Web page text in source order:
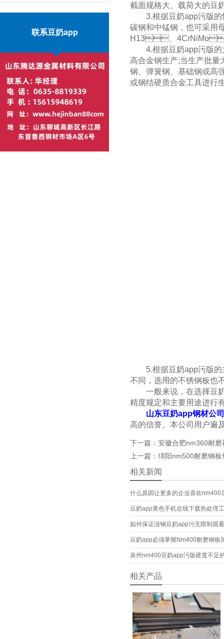
版批发零售价格
MORE
联系豆奶app
截面规格大、载荷大的豆奶
3.根据豆奶app污版的性能
碳钢和中锰钢，也可
H13、4CrNiMo、
4.根据豆奶app污版的大
高合金钢生产;当生产批量大
钢、弹簧钢、基础
或钢结硬质合金工具进行生
5.根据豆奶app污版的主要
不同，选用的不锈钢板也不
一般来说，在选择豆奶
精度规定和主要用途进行有
山东豆奶app钢材公司
高的信誉。本公司用户
下一篇：安徽合肥nm360耐
上一篇：绵阳nm500耐磨
相关新闻
什么原因让更多的企业喜欢nm400
豆奶app黄色手机在线下载热处理
如何保证涟钢豆奶app污无限制观
豆奶app必须掌握Nm400耐磨钢板
泉州nm400豆奶app污版硬度不足的
相关产品